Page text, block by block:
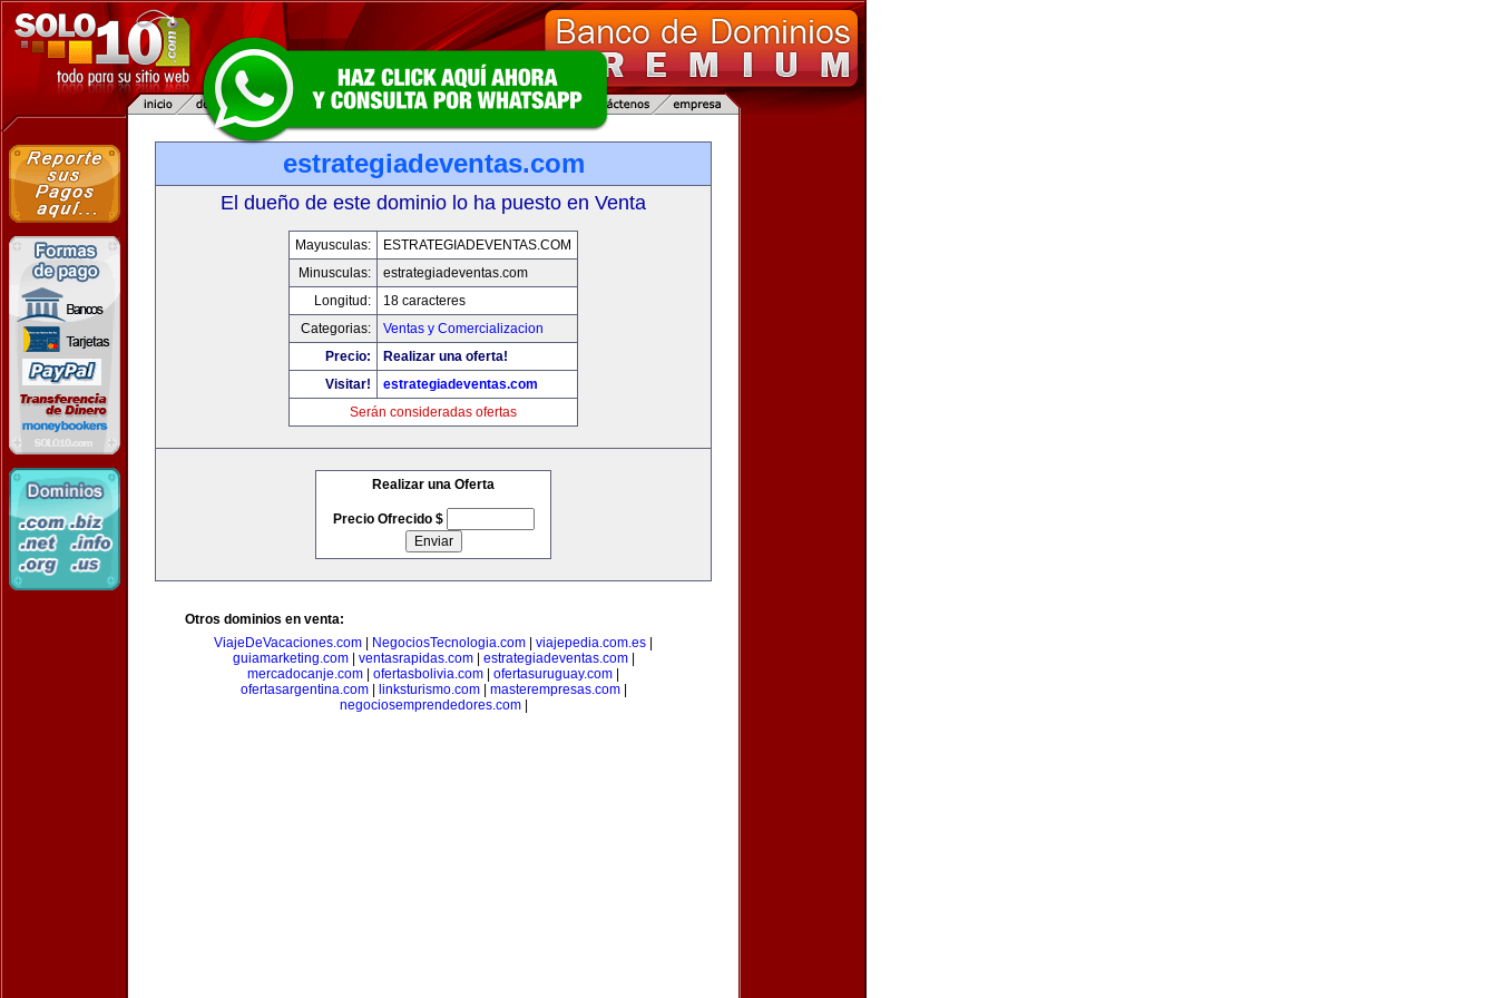
estrategiadeventas.com
El dueño de este dominio lo ha puesto en Venta
Mayusculas:
ESTRATEGIADEVENTAS.COM
Minusculas:
estrategiadeventas.com
Longitud:
18 caracteres
Categorias:
Ventas y Comercializacion
Precio:
Realizar una oferta!
Visitar!
estrategiadeventas.com
Serán consideradas ofertas
Realizar una Oferta
Precio Ofrecido $
Otros dominios en venta:
ViajeDeVacaciones.com
NegociosTecnologia.com viajepedia.com.es
guiamarketing.com| ventasrapidas.com| estrategiadeventas.com|
mercadocanje.com
ofertasbolivia.com ofertasuruguay.com
ofertasargentina.com| linksturismo.com| masterempresas.com|
negociosemprendedores.com|